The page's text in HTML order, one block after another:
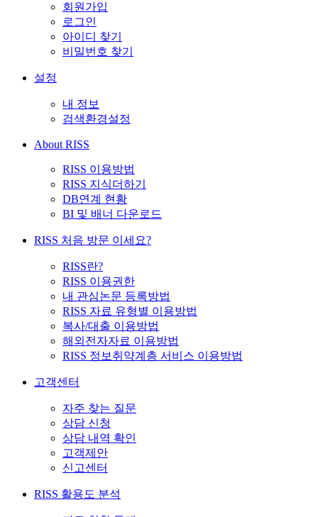
회원가입
로그인
아이디 찾기
비밀번호 찾기
설정
내 정보
검색환경설정
About RISS
RISS 이용방법
RISS 지식더하기
DB연계 현황
BI 및 배너 다운로드
RISS 처음 방문 이세요?
RISS란?
RISS 이용권한
내 관심논문 등록방법
RISS 자료 유형별 이용방법
복사/대출 이용방법
해외전자자료 이용방법
RISS 정보취약계층 서비스 이용방법
고객센터
자주 찾는 질문
상담 신청
상담 내역 확인
고객제안
신고센터
RISS 활용도 분석